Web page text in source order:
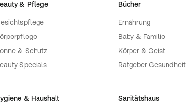
& Pflege
& Schutz
Specials
Bücher
Ernährung
Baby & Familie
Körper & Geist
Ratgeber Gesundheit
& Haushalt Sanitätshaus